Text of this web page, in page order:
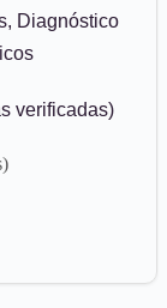
Diagnóstico
verificadas)